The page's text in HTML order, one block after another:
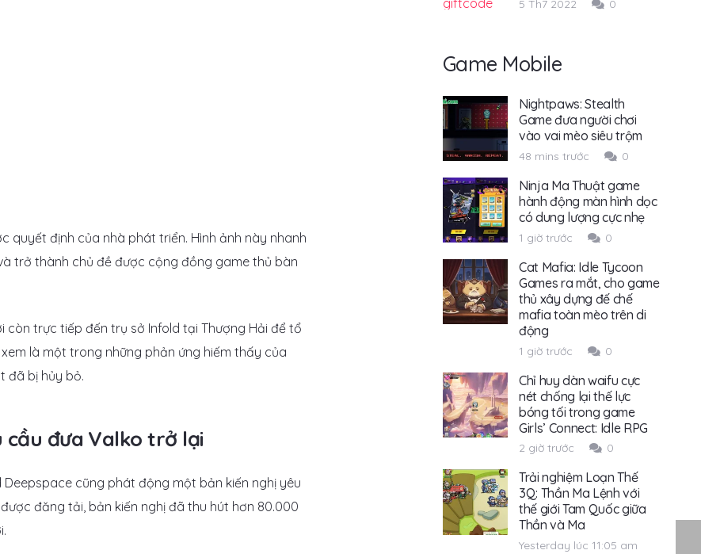
quyết định của nhà phát triển. Hình ảnh này nhanh
trở thành chủ đề được cộng đồng game thủ bàn
còn trực tiếp đến trụ sở Infold tại Thượng Hải để tổ
là một trong những phản ứng hiếm thấy của
đã bị hủy bỏ.
cầu đưa Valko trở lại
cũng phát động một bản kiến nghị yêu
đăng tải, bản kiến nghị đã thu hút hơn 80.000
5 Th7 2022 0
Game Mobile
Nightpaws: Stealth
Game đưa người chơi
vào vai mèo siêu trộm
48 mins trước 0
Ninja Ma Thuật game
hành động màn hình dọc
có dung lượng cực nhẹ
1 giờ trước 0
Cat Mafia: Idle Tycoon
Games ra mắt, cho game
thủ xây dựng đế chế
mafia toàn mèo trên di
động
1 giờ trước 0
Chỉ huy dàn waifu cực
nét chống lại thế lực
bóng tối trong game
Girls’ Connect: Idle RPG
2 giờ trước 0
Trải nghiệm Loạn Thế
3Q: Thần Ma Lệnh với
thế giới Tam Quốc giữa
Thần và Ma
Yesterday lúc 11:05 am